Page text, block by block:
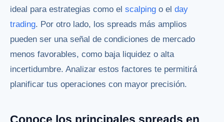
ideal para estrategias como el scalping o el day
trading. Por otro lado, los spreads más amplios
pueden ser una señal de condiciones de mercado
menos favorables, como baja liquidez o alta
incertidumbre. Analizar estos factores te permitirá
planificar tus operaciones con mayor precisión.